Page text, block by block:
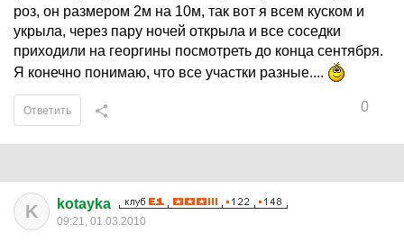
роз, он размером 2м на 10м, так вот я всем куском и
укрыла, через пару ночей открыла и все соседки
приходили на георгины посмотреть до конца сентября.
Я конечно понимаю, что все участки разные....
0
Ответить
K kotayka
09:21, 01.03.2010